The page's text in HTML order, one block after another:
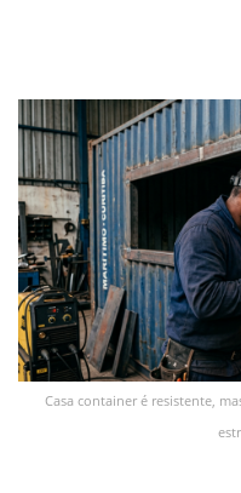
Casa container é resistente,